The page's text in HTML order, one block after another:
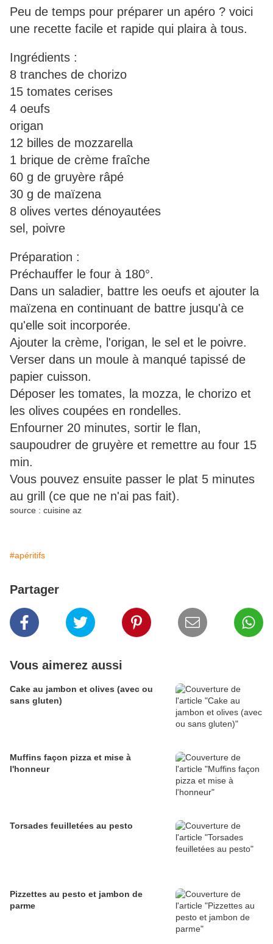
Peu de temps pour préparer un apéro ? voici
une recette facile et rapide qui plaira à tous.
Ingrédients :
8 tranches de chorizo
15 tomates cerises
4 oeufs
origan
12 billes de mozzarella
1 brique de crème fraîche
60 g de gruyère râpé
30 g de maïzena
8 olives vertes dénoyautées
sel, poivre
Préparation :
Préchauffer le four à 180°.
Dans un saladier, battre les oeufs et ajouter la
maïzena en continuant de battre jusqu'à ce
qu'elle soit incorporée.
Ajouter la crème, l'origan, le sel et le poivre.
Verser dans un moule à manqué tapissé de
papier cuisson.
Déposer les tomates, la mozza, le chorizo et
les olives coupées en rondelles.
Enfourner 20 minutes, sortir le flan,
saupoudrer de gruyère et remettre au four 15
min.
Vous pouvez ensuite passer le plat 5 minutes
au grill (ce que ne n'ai pas fait).
source : cuisine az
#apéritifs
Partager
Vous aimerez aussi
Cake au jambon et olives (avec ou
sans gluten)
Muffins façon pizza et mise à
l'honneur
Torsades feuilletées au pesto
Pizzettes au pesto et jambon de
parme